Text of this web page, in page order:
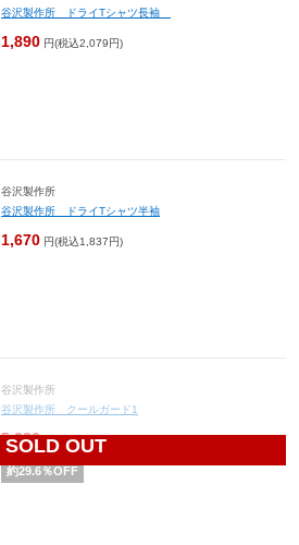
谷沢製作所 ドライTシャツ長袖
1,890 円(税込2,079円)
谷沢製作所
谷沢製作所 ドライTシャツ半袖
1,670 円(税込1,837円)
SOLD OUT
谷沢製作所
谷沢製作所 クールガード1
5,280 円(税込5,808円)
約29.6％OFF